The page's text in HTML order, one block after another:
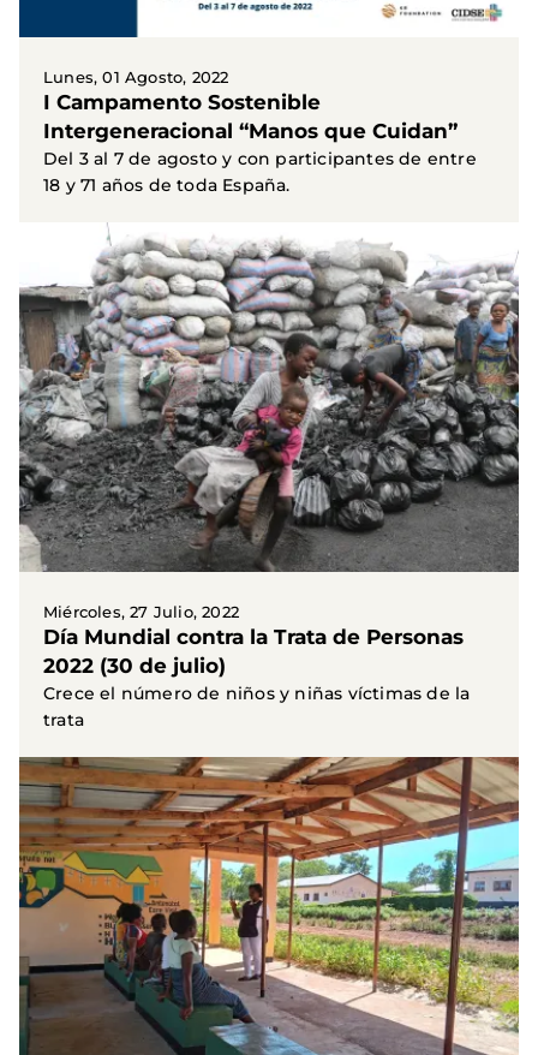
Lunes, 01 Agosto, 2022
I Campamento Sostenible
Intergeneracional “Manos que Cuidan”
Del 3 al 7 de agosto y con participantes de entre
18 y 71 años de toda España.
Miércoles, 27 Julio, 2022
Día Mundial contra la Trata de Personas
2022 (30 de julio)
Crece el número de niños y niñas víctimas de la
trata